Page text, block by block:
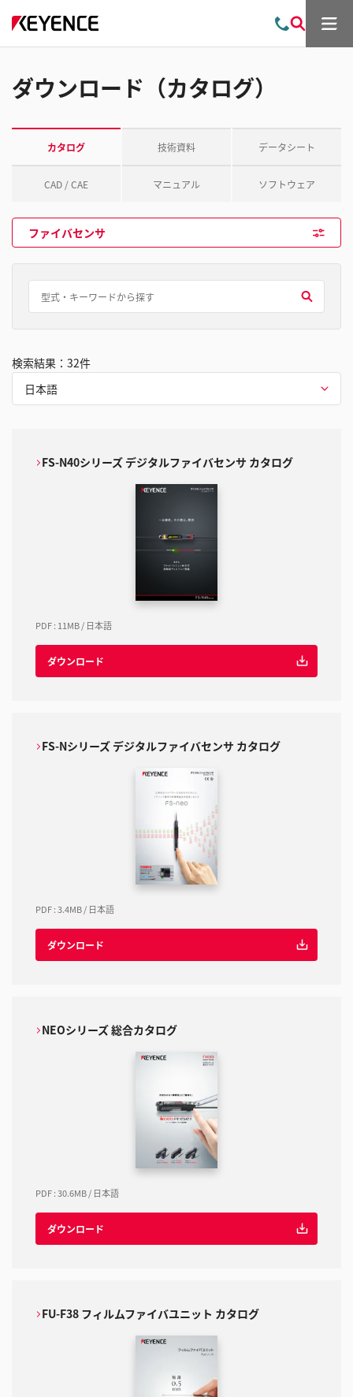
問 索
メ
ダウンロード（カタログ）
カタログ 技術資料 データシート
CAD / CAE マニュアル ソフトウェア
ファイバセンサ
検
索
す
検索結果： 32件
日本語
FS-N40シリーズ デジタルファイバセンサ カタログ
PDF: 11MB/ 日本語
ダウンロード
FS-Nシリーズ デジタルファイバセンサ カタログ
PDF:3.4MB/ 日本語
ダウンロード
NEOシリーズ 総合カタログ
PDF:30.6MB/ 日本語
ダウンロード
FU-F38 フィルムファイバユニット カタログ